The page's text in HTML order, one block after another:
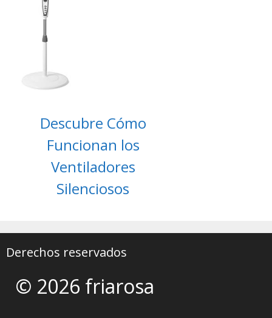
Descubre Cómo
Funcionan los
Ventiladores
Silenciosos
Derechos reservados
© 2026 friarosa